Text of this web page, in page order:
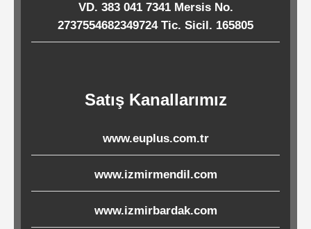
Tabaklar
Ürünleri
Melamin
VD. 383 041 7341 Mersis No.
2737554682349724 Tic. Sicil. 165805
Satış Kanallarımız
www.euplus.com.tr
www.izmirmendil.com
www.izmirbardak.com